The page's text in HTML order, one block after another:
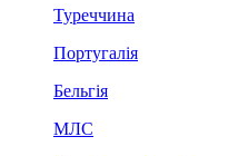
Туреччина
Португалія
Бельгія
МЛС